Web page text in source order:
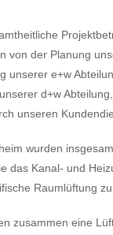
von der Planung
unserer e+w
d+w
unseren
wurden
das Kanal- und
Raumlüftung zu
zusammen eine